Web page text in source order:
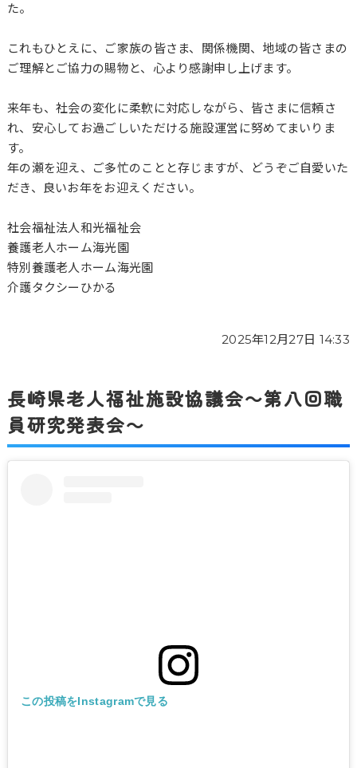
た。
これもひとえに、ご家族の皆さま、関係機関、地域の皆さまの
ご理解とご協力の賜物と、心より感謝申し上げます。
来年も、社会の変化に柔軟に対応しながら、皆さまに信頼さ
れ、安心してお過ごしいただける施設運営に努めてまいりま
す。
年の瀬を迎え、ご多忙のことと存じますが、どうぞご自愛いた
だき、良いお年をお迎えください。
社会福祉法人和光福祉会
養護老人ホーム海光園
特別養護老人ホーム海光園
介護タクシーひかる
2025年12月27日 14:33
長崎県老人福祉施設協議会～第八回職
員研究発表会～
この投稿をInstagramで見る